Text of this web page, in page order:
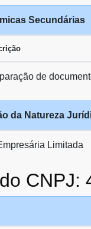
Secundárias
de
da Natureza
Limitada
CNPJ: